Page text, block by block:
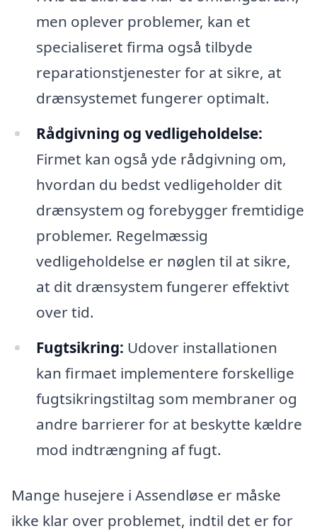
men oplever problemer, kan et
specialiseret firma også tilbyde
reparationstjenester for at sikre, at
drænsystemet fungerer optimalt.
Rådgivning og vedligeholdelse:
Firmet kan også yde rådgivning om,
hvordan du bedst vedligeholder dit
drænsystem og forebygger fremtidige
problemer. Regelmæssig
vedligeholdelse er nøglen til at sikre,
at dit drænsystem fungerer effektivt
over tid.
Fugtsikring: Udover installationen
kan firmaet implementere forskellige
fugtsikringstiltag som membraner og
andre barrierer for at beskytte kældre
mod indtrængning af fugt.
Mange husejere i Assendløse er måske
ikke klar over problemet, indtil det er for